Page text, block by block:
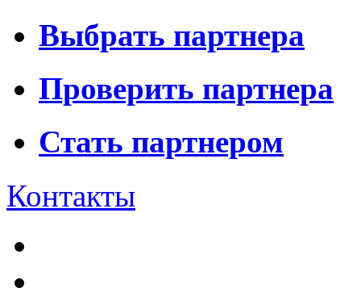
Выбрать партнера
Проверить партнера
Стать партнером
Контакты